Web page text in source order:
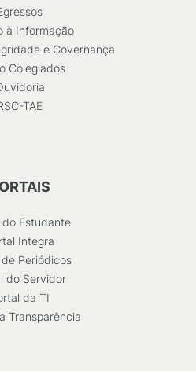
à Informação
e Governança
Colegiados
TAE
do Estudante
Integra
Periódicos
do Servidor
da TI
Transparência